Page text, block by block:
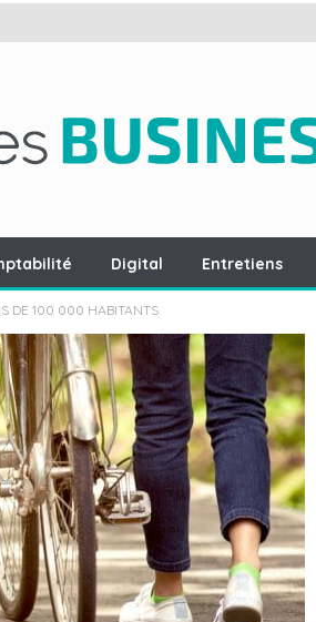
Digital Entretiens
DE 100 000 HABITANTS